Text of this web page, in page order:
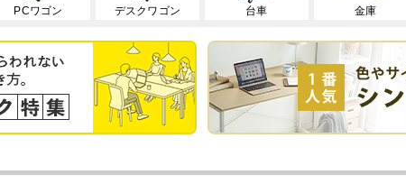
PCワゴン デスクワゴン 台車 金庫